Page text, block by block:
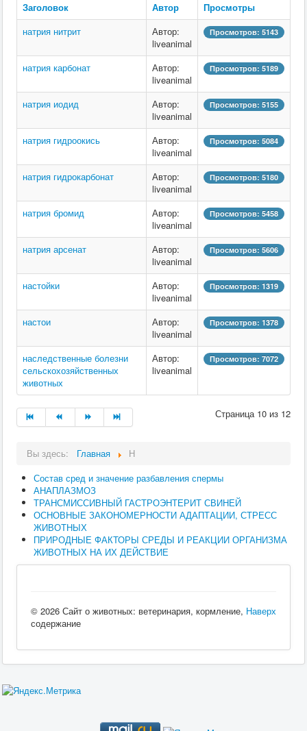
Заголовок Автор
Просмотры
натрия нитрит
Автор:
liveanimal
Просмотров: 5143
натрия карбонат
Автор:
liveanimal
Просмотров: 5189
натрия иодид
Автор:
liveanimal
Просмотров: 5155
натрия гидроокись
Автор:
liveanimal
Просмотров: 5084
натрия гидрокарбонат
Автор:
liveanimal
Просмотров: 5180
натрия бромид
Автор:
liveanimal
Просмотров: 5458
натрия арсенат
Автор:
liveanimal
Просмотров: 5606
настойки
Автор:
liveanimal
Просмотров: 1319
настои
Автор:
liveanimal
Просмотров: 1378
наследственные болезни
сельскохозяйственных
животных
Автор:
liveanimal
Просмотров: 7072
Страница 10 из 12
Вы здесь: Главная
Н
Состав сред и значение разбавления спермы
АНАПЛАЗМОЗ
ТРАНСМИССИВНЫЙ ГАСТРОЭНТЕРИТ СВИНЕЙ
ОСНОВНЫЕ ЗАКОНОМЕРНОСТИ АДАПТАЦИИ, СТРЕСС
ЖИВОТНЫХ
ПРИРОДНЫЕ ФАКТОРЫ СРЕДЫ И РЕАКЦИИ ОРГАНИЗМА
ЖИВОТНЫХ НА ИХ ДЕЙСТВИЕ
Наверх
© 2026 Сайт о животных: ветеринария, кормление,
содержание